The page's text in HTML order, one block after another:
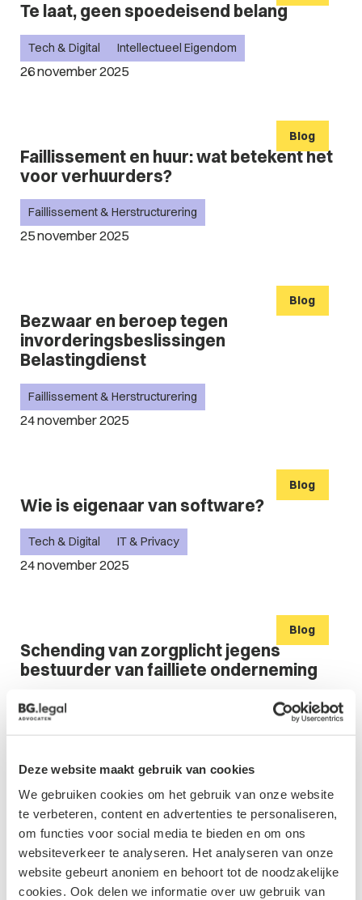
Deze website maakt gebruik van cookies
We gebruiken cookies om het gebruik van onze website
te verbeteren, content en advertenties te personaliseren,
om functies voor social media te bieden en om ons
websiteverkeer te analyseren. Het analyseren van onze
website gebeurt anoniem en behoort tot de noodzakelijke
cookies. Ook delen we informatie over uw gebruik van
Te laat, geen spoedeisend belang
26 november 2025
Tech & Digital Intellectueel Eigendom
Faillissement en huur: wat betekent het
voor verhuurders?
25 november 2025
Faillissement & Herstructurering
Blog
Bezwaar en beroep tegen
invorderingsbeslissingen
Belastingdienst
24 november 2025
Faillissement & Herstructurering
Blog
Wie is eigenaar van software?
24 november 2025
Tech & Digital IT & Privacy
Blog
Schending van zorgplicht jegens
bestuurder van failliete onderneming
Faillissement & Herstructurering
Blog
Back-end constructies bij overnames:
worden minderheidsaandeelhouders
voldoende beschermd?
Familiebedrijven & DGA Corporate & M&A
Blog